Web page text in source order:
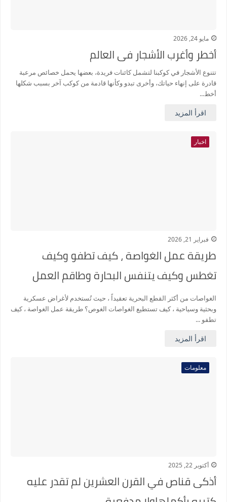
مايو 24, 2026
أخطر وأغرب الأشجار فى العالم
تتنوع الأشجار في كوكبنا لتشمل كائنات فريدة، بعضها يحمل خصائص مرعبة
قادرة على إنهاء حياتك، وأخرى تبدو وكأنها قادمة من كوكب آخر بسبب شكلها
أخط...
اقرأ المزيد
اخبار
فبراير 21, 2026
طريقة عمل الغواصة ، كيف تطفو وكيف
تغطس وكيف يتنفس البحارة وطاقم العمل
بداخل الغواصة .
الغواصات من أكثر القطع البحرية تعقيداً ، حيث تُستخدم لأغراض عسكرية
وبحثية وسياحية ، كيف تستطيع الغواصات الغوص؟ طريقة عمل الغواصة ، كيف
تطفو ...
اقرأ المزيد
معلومات
أكتوبر 22, 2025
أذكى قناص في القرن العشرين لم تقدر عليه